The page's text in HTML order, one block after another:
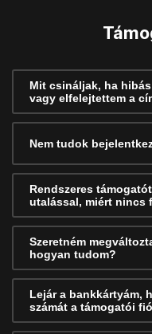
Mit csináljak, ha
vagy elfelejtettem a
Nem tudok
Rendszeres
utalással, miért nincs
Szeretném
hogyan tudom?
Lejár a bankkártyám,
számát a támogatói